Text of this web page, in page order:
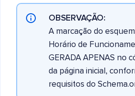
OBSERVAÇÃO:
A marcação do
Horário de
GERADA APENAS no
da página inicial,
requisitos do